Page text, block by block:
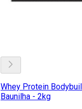
Whey Protein
Baunilha - 2kg